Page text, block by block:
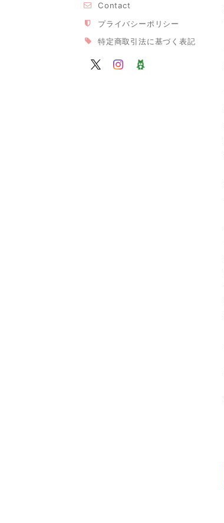
Contact
プライバシーポリシー
特定商取引法に基づく表記